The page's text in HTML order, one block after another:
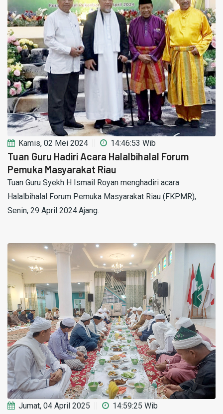
Kamis, 02 Mei 2024 14:46:53 Wib
Tuan Guru Hadiri Acara Halalbihalal Forum
Pemuka Masyarakat Riau
Tuan Guru Syekh H Ismail Royan menghadiri acara
Halalbihalal Forum Pemuka Masyarakat Riau (FKPMR),
Senin, 29 April 2024.Ajang.
Jumat, 04 April 2025 14:59:25 Wib